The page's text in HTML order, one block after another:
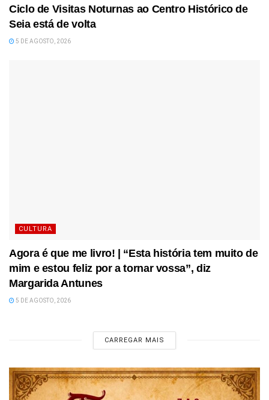
Ciclo de Visitas Noturnas ao Centro Histórico de
Seia está de volta
5 DE AGOSTO, 2026
CULTURA
Agora é que me livro! | “Esta história tem muito de
mim e estou feliz por a tornar vossa”, diz
Margarida Antunes
5 DE AGOSTO, 2026
CARREGAR MAIS